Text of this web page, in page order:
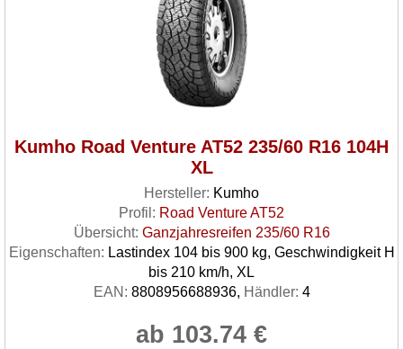
Kumho Road Venture AT52 235/60 R16 104H
XL
Hersteller: Kumho
Profil: Road Venture AT52
Übersicht: Ganzjahresreifen 235/60 R16
Eigenschaften: Lastindex 104 bis 900 kg, Geschwindigkeit H
bis 210 km/h, XL
EAN: 8808956688936, Händler: 4
ab 103.74 €